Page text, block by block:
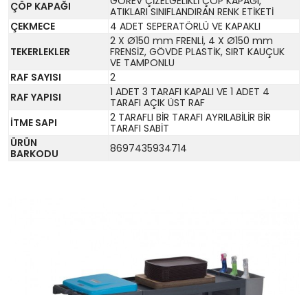
ÇÖP KAPAĞI
ATIKLARI SINIFLANDIRAN RENK ETİKETİ
ÇEKMECE
4 ADET SEPERATÖRLÜ VE KAPAKLI
TEKERLEKLER
2 X Ø150 mm FRENLİ, 4 X Ø150 mm
FRENSİZ, GÖVDE PLASTİK, SIRT KAUÇUK
VE TAMPONLU
RAF SAYISI
2
RAF YAPISI
1 ADET 3 TARAFI KAPALI VE 1 ADET 4
TARAFI AÇIK ÜST RAF
İTME SAPI
2 TARAFLI BİR TARAFI AYRILABİLİR BİR
TARAFI SABİT
ÜRÜN
BARKODU
8697435934714